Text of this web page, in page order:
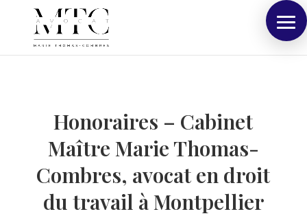
Honoraires – Cabinet
Maître Marie Thomas-
Combres, avocat en droit
du travail à Montpellier